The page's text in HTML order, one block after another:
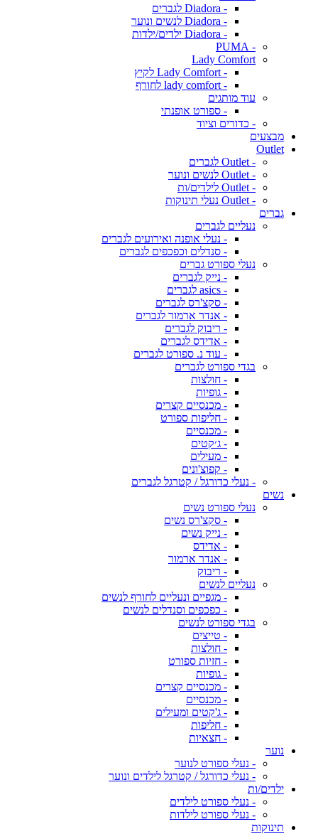
- Diadora לגברים
- Diadora לנשים ונוער
- Diadora ילדים/ילדות
- PUMA
Lady Comfort
- Lady Comfort לקיץ
- lady comfort לחורף
עוד מותגים
- ספורט אופנתי
- כדורים וציוד
מבצעים
Outlet
- Outlet לגברים
- Outlet לנשים ונוער
- Outlet לילדים/ות
- Outlet נעלי תינוקות
גברים
נעליים לגברים
- נעלי אופנה ואירועים לגברים
- סנדלים וכפכפים לגברים
נעלי ספורט גברים
- נייק לגברים
- asics לגברים
- סקצ'רס לגברים
- אנדר ארמור לגברים
- ריבוק לגברים
- אדידס לגברים
- עוד נ. ספורט לגברים
בגדי ספורט לגברים
- חולצות
- גופיות
- מכנסיים קצרים
- חליפות ספורט
- מכנסיים
- ג׳קטים
- מעילים
- קפוצ'ונים
- נעלי כדורגל / קטרגל לגברים
נשים
נעלי ספורט נשים
- סקצ'רס נשים
- נייק נשים
- אדידס
- אנדר ארמור
- ריבוק
נעליים לנשים
- מגפיים ונעליים לחורף לנשים
- כפכפים וסנדלים לנשים
בגדי ספורט לנשים
- טייצים
- חולצות
- חזיות ספורט
- גופיות
- מכנסיים קצרים
- מכנסיים
- ג'קטים ומעילים
- חליפות
- חצאיות
נוער
- נעלי ספורט לנוער
- נעלי כדורגל / קטרגל לילדים ונוער
ילדים/ות
- נעלי ספורט לילדים
- נעלי ספורט לילדות
תינוקות